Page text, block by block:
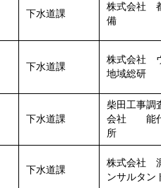
下水道課
株式会社
備
下水道課
株式会社
地域総研
下水道課
柴田工事調
会社 能
所
下水道課
株式会社
ンサルタン